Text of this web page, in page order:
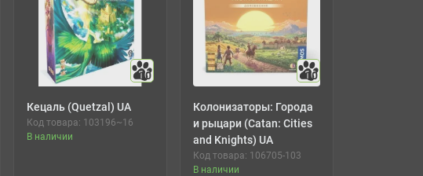
10
Кецаль (Quetzal) UA
Код товара: 103196~16
В наличии
10
Колонизаторы: Города
и рыцари (Catan: Cities
and Knights) UA
Код товара: 106705-103
В наличии